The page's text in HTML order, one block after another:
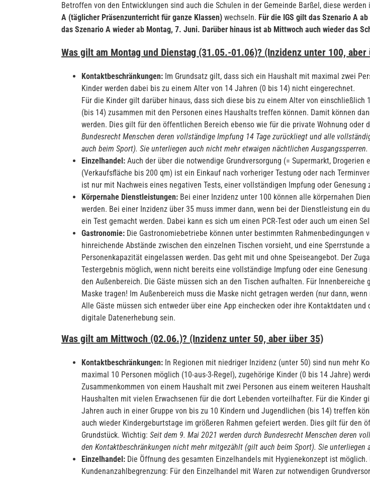
Betroffen von den Entwicklungen sind auch die Schulen in der Gemeinde Barßel, diese
A (täglicher Präsenzunterricht für ganze Klassen) wechseln. Für die IGS gilt das Szenario A
das Szenario A wieder ab Montag, 7. Juni. Darüber hinaus ist ab Mittwoch auch wieder das
Was gilt am Montag und Dienstag (31.05.-01.06)? (Inzidenz unter 100, aber
Kontaktbeschränkungen: Im Grundsatz gilt, dass sich ein Haushalt mit maximal zwei
Kinder werden dabei bis zu einem Alter von 14 Jahren (0 bis 14) nicht eingerechnet.
Für die Kinder gilt darüber hinaus, dass sich diese bis zu einem Alter von
(bis 14) zusammen mit den Personen eines Haushalts treffen können. Damit können
werden. Dies gilt für den öffentlichen Bereich ebenso wie für die private Wohnung oder
Bundesrecht Menschen deren vollständige Impfung 14 Tage zurückliegt und alle
auch beim Sport). Sie unterliegen auch nicht mehr etwaigen nächtlichen Ausgangssperren.
Einzelhandel: Auch der über die notwendige Grundversorgung (= Supermarkt,
(Verkaufsfläche bis 200 qm) ist ein Einkauf nach vorheriger Testung oder nach
ist nur mit Nachweis eines negativen Tests, einer vollständigen Impfung oder Genesung
Körpernahe Dienstleistungen: Bei einer Inzidenz unter 100 können alle körpernahen
werden. Bei einer Inzidenz über 35 muss immer dann, wenn bei der Dienstleistung ein
ein Test gemacht werden. Dabei kann es sich um einen PCR-Test oder auch um einen
Gastronomie: Die Gastronomiebetriebe können unter bestimmten
hinreichende Abstände zwischen den einzelnen Tischen vorsieht, und eine
Personenkapazität eingelassen werden. Das geht mit und ohne Speiseangebot. Der
Testergebnis möglich, wenn nicht bereits eine vollständige Impfung oder eine
den Außenbereich. Die Gäste müssen sich an den Tischen aufhalten. Für
Maske tragen! Im Außenbereich muss die Maske nicht getragen werden (nur dann,
Alle Gäste müssen sich entweder über eine App einchecken oder ihre Kontaktdaten
digitale Datenerhebung sein.
Was gilt am Mittwoch (02.06.)? (Inzidenz unter 50, aber über 35)
Kontaktbeschränkungen: In Regionen mit niedriger Inzidenz (unter 50) sind nun mehr
maximal 10 Personen möglich (10-aus-3-Regel), zugehörige Kinder (0 bis 14 Jahre)
Zusammenkommen von einem Haushalt mit zwei Personen aus einem weiteren
Haushalten mit vielen Erwachsenen für die dort Lebenden vorteilhafter. Für die Kinder
Jahren auch in einer Gruppe von bis zu 10 Kindern und Jugendlichen (bis 14) treffen
auch wieder Kindergeburtstage im größeren Rahmen gefeiert werden. Dies gilt für den
Grundstück. Wichtig: Seit dem 9. Mai 2021 werden durch Bundesrecht Menschen deren
den Kontaktbeschränkungen nicht mehr mitgezählt (gilt auch beim Sport). Sie unterliegen
Einzelhandel: Die Öffnung des gesamten Einzelhandels mit Hygienekonzept ist
Kundenanzahlbegrenzung: Für den Einzelhandel mit Waren zur notwendigen